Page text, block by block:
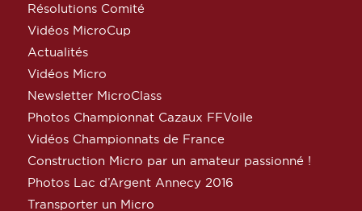
Résolutions Comité
Vidéos MicroCup
Actualités
Vidéos Micro
Newsletter MicroClass
Photos Championnat Cazaux FFVoile
Vidéos Championnats de France
Construction Micro par un amateur passionné !
Photos Lac d’Argent Annecy 2016
Transporter un Micro